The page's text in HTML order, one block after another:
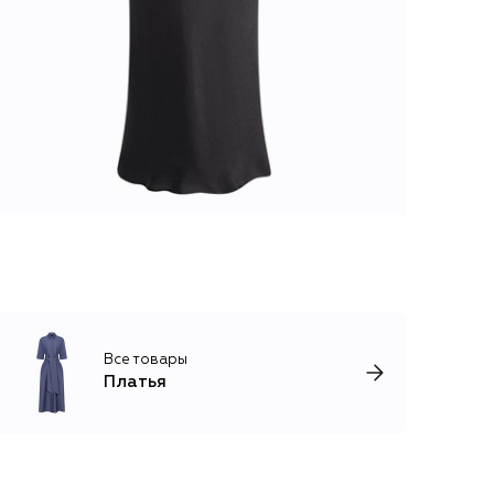
Все товары
Платья